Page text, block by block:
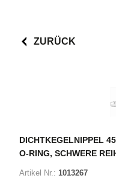
ZURÜCK
DICHTKEGELNIPPEL
O-RING, SCHWERE
Artikel Nr.: 1013267